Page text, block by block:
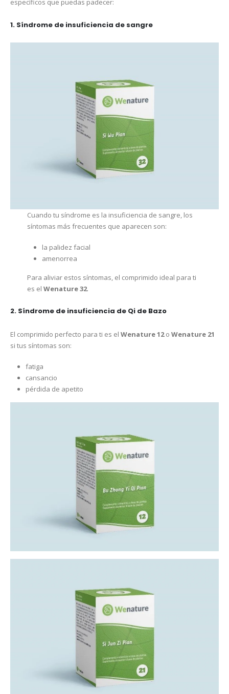
específicos que puedas padecer:
1. Síndrome de insuficiencia de sangre
Cuando tu síndrome es la insuficiencia de sangre, los
síntomas más frecuentes que aparecen son:
la palidez facial
amenorrea
Para aliviar estos síntomas, el comprimido ideal para ti
es el Wenature 32.
2. Síndrome de insuficiencia de Qi de Bazo
El comprimido perfecto para ti es el Wenature 12o Wenature 21
si tus síntomas son:
fatiga
cansancio
pérdida de apetito